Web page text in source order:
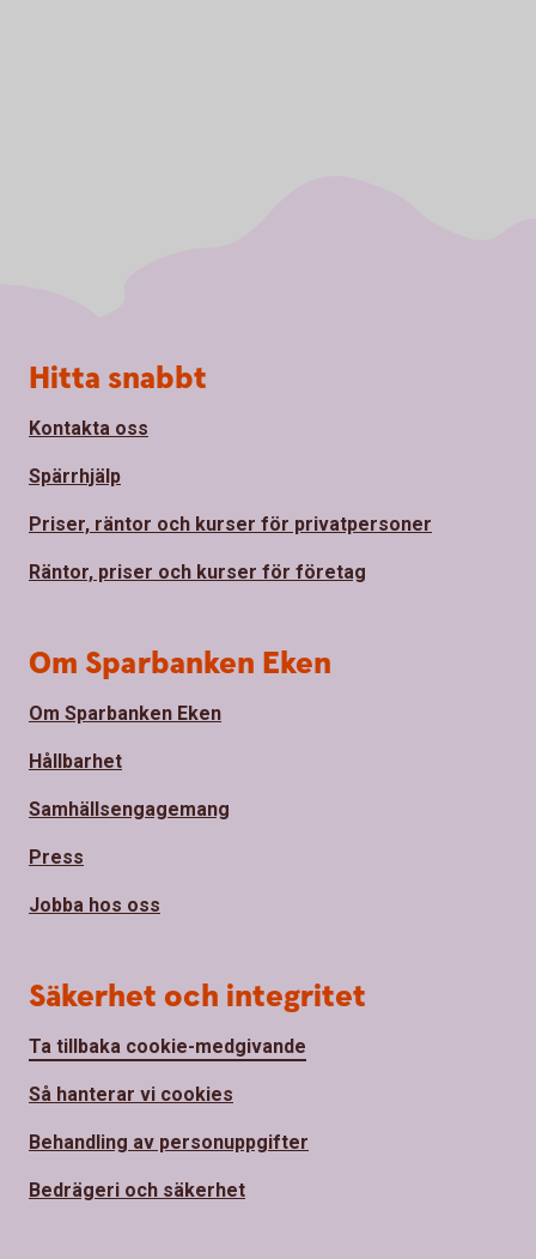
Sidfot
Hitta snabbt
Kontakta oss
Spärrhjälp
Priser, räntor och kurser för privatpersoner
Räntor, priser och kurser för företag
Om Sparbanken Eken
Om Sparbanken Eken
Hållbarhet
Samhällsengagemang
Press
Jobba hos oss
Säkerhet och integritet
Ta tillbaka cookie-medgivande
Så hanterar vi cookies
Behandling av personuppgifter
Bedrägeri och säkerhet